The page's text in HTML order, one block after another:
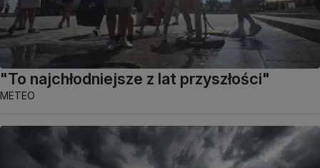
"To najchłodniejsze z lat przyszłości"
METEO